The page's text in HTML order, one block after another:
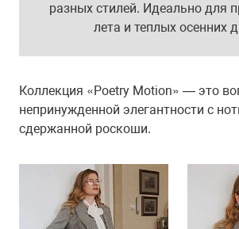
разных стилей. Идеально для
лета и теплых осенних
Коллекция «Poetry Motion» — это
непринужденной элегантности с
сдержанной роскоши.